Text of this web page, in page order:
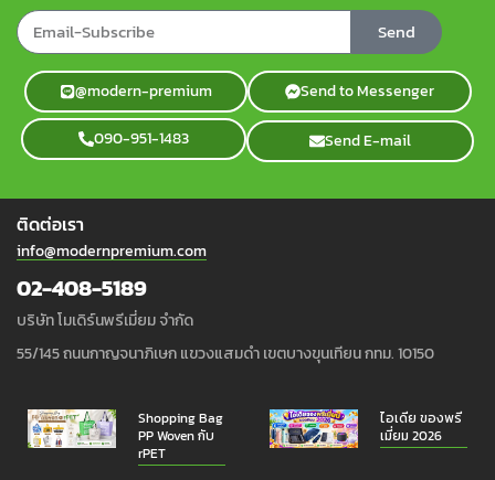
Send
@modern-premium Send to Messenger
090-951-1483 Send E-mail
ติดต่อเรา
info@modernpremium.com
02-408-5189
บริษัท โมเดิร์นพรีเมี่ยม จำกัด
55/145 ถนนกาญจนาภิเษก แขวงแสมดำ เขตบางขุนเทียน กทม. 10150
Shopping Bag
PP Woven กับ
rPET
ไอเดีย ของพรี
เมี่ยม 2026